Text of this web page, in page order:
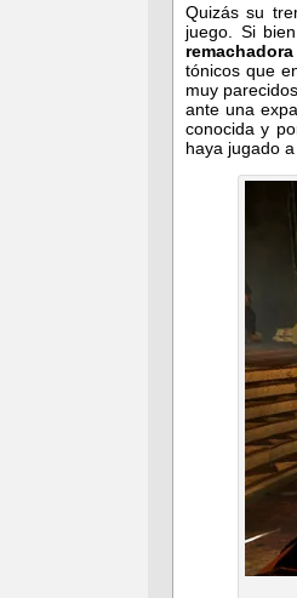
Quizás su
juego. Si
remachadora
tónicos que
muy
ante una
conocida y
haya jugado